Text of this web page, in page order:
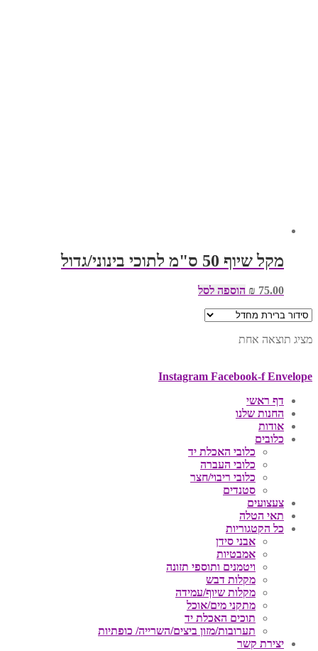
מקל שיוף 50 ס"מ לתוכי בינוני/גדול
₪ 75.00 הוספה לסל
מציג תוצאה אחת
Instagram Facebook-f Envelope
דף ראשי
החנות שלנו
אודות
כלובים
כלובי האכלת יד
כלובי העברה
כלובי ריבוי/חצר
סטנדים
צעצועים
תאי הטלה
כל הקטגוריות
אבני סידן
אמבטיות
ויטמנים ותוספי תזונה
מקלות דבש
מקלות שיוף/עמידה
מתקני מים/אוכל
תוכים האכלת יד
תערובות/מזון ביצים/השרייה/ כופתיות
יצירת קשר